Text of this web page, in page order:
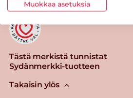
Tästä merkistä tunnistat
Sydänmerkki-tuotteen
Takaisin ylös
Muokkaa asetuksia